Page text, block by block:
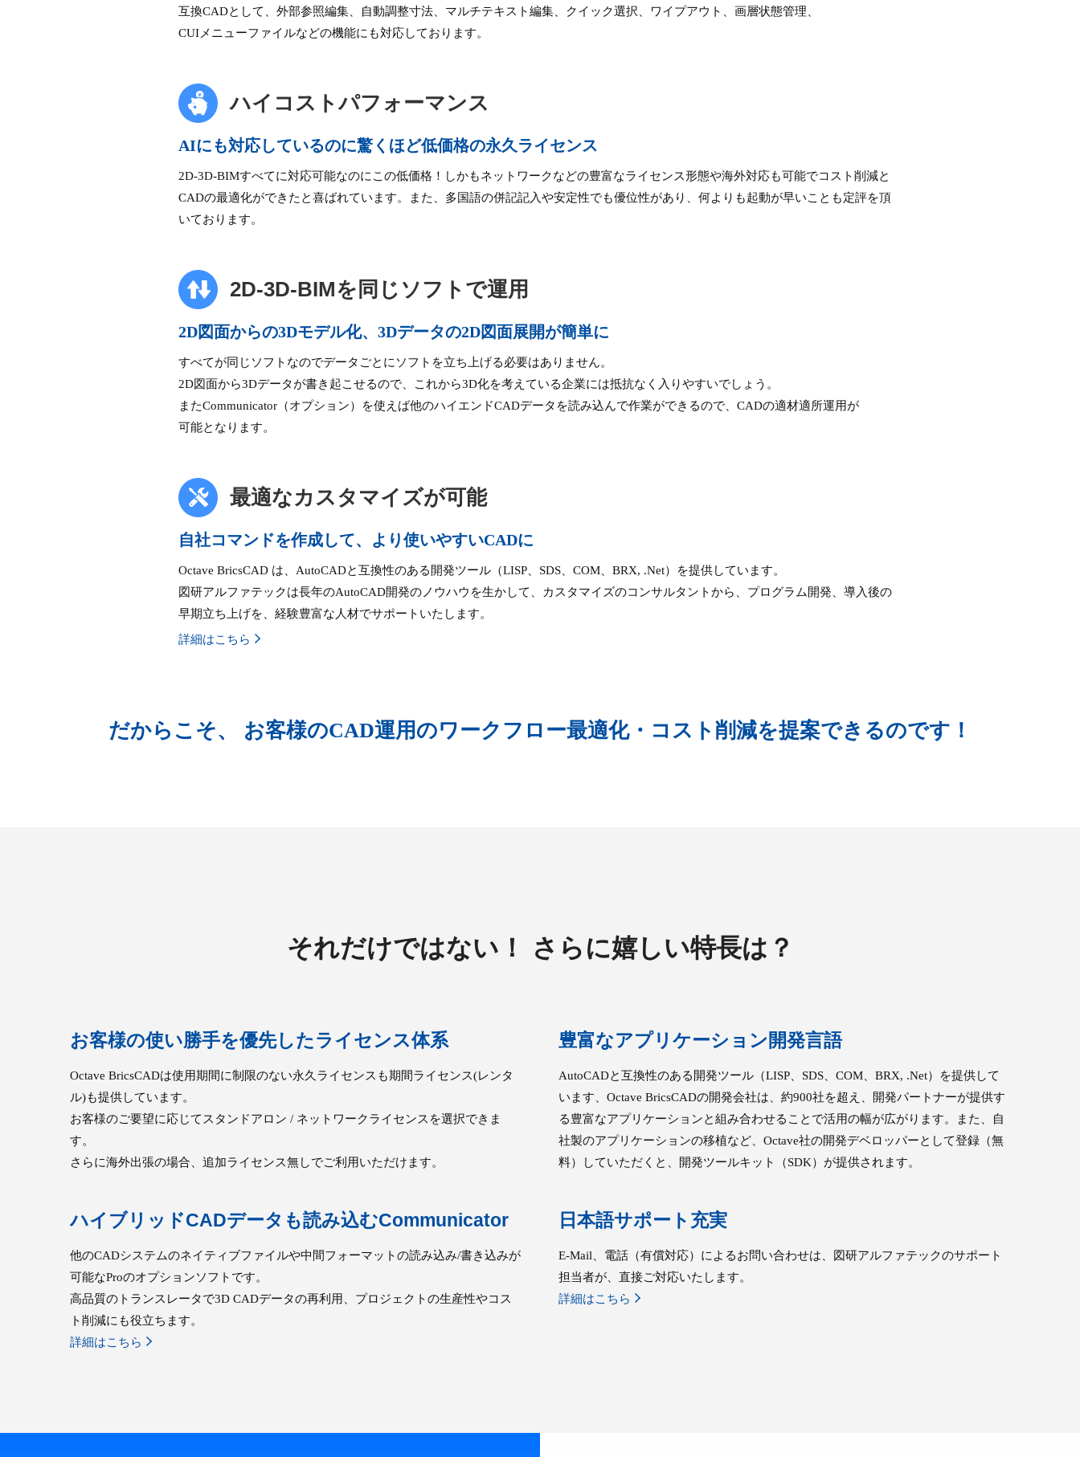
互換CADとして、外部参照編集、自動調整寸法、マルチテキスト編集、クイック選択、ワイプアウト、画層状態管理、
CUIメニューファイルなどの機能にも対応しております。
ハイコストパフォーマンス
AIにも対応しているのに驚くほど低価格の永久ライセンス
2D-3D-BIMすべてに対応可能なのにこの低価格！しかもネットワークなどの豊富なライセンス形態や海外対応も可能でコスト削減と
CADの最適化ができたと喜ばれています。また、多国語の併記記入や安定性でも優位性があり、何よりも起動が早いことも定評を頂
いております。
2D-3D-BIMを同じソフトで運用
2D図面からの3Dモデル化、3Dデータの2D図面展開が簡単に
すべてが同じソフトなのでデータごとにソフトを立ち上げる必要はありません。
2D図面から3Dデータが書き起こせるので、これから3D化を考えている企業には抵抗なく入りやすいでしょう。
またCommunicator（オプション）を使えば他のハイエンドCADデータを読み込んで作業ができるので、CADの適材適所運用が
可能となります。
最適なカスタマイズが可能
自社コマンドを作成して、より使いやすいCADに
Octave BricsCAD は、AutoCADと互換性のある開発ツール（LISP、SDS、COM、BRX, .Net）を提供しています。
図研アルファテックは長年のAutoCAD開発のノウハウを生かして、カスタマイズのコンサルタントから、プログラム開発、導入後の
早期立ち上げを、経験豊富な人材でサポートいたします。
詳細はこちら
だからこそ、 お客様のCAD運用のワークフロー最適化・コスト削減を提案できるのです！
それだけではない！ さらに嬉しい特長は？
お客様の使い勝手を優先したライセンス体系
Octave BricsCADは使用期間に制限のない永久ライセンスも期間ライセンス(レンタ
ル)も提供しています。
お客様のご要望に応じてスタンドアロン / ネットワークライセンスを選択できま
す。
さらに海外出張の場合、追加ライセンス無しでご利用いただけます。
豊富なアプリケーション開発言語
AutoCADと互換性のある開発ツール（LISP、SDS、COM、BRX, .Net）を提供して
います、Octave BricsCADの開発会社は、約900社を超え、開発パートナーが提供す
る豊富なアプリケーションと組み合わせることで活用の幅が広がります。また、自
社製のアプリケーションの移植など、Octave社の開発デベロッパーとして登録（無
料）していただくと、開発ツールキット（SDK）が提供されます。
ハイブリッドCADデータも読み込むCommunicator
他のCADシステムのネイティブファイルや中間フォーマットの読み込み/書き込みが
可能なProのオプションソフトです。
高品質のトランスレータで3D CADデータの再利用、プロジェクトの生産性やコス
ト削減にも役立ちます。
詳細はこちら
日本語サポート充実
E-Mail、電話（有償対応）によるお問い合わせは、図研アルファテックのサポート
担当者が、直接ご対応いたします。
詳細はこちら